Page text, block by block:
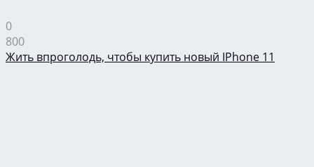
0
800
Жить впроголодь, чтобы купить новый IPhone 11